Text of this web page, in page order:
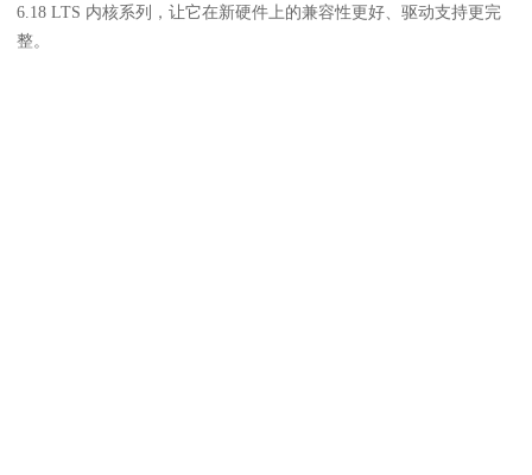
6.18 LTS 内核系列，让它在新硬件上的兼容性更好、驱动支持更完
整。